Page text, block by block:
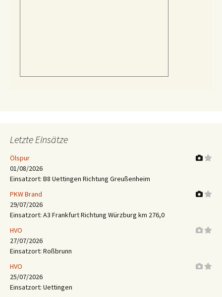
Letzte Einsätze
Ölspur
01/08/2026
Einsatzort: B8 Uettingen Richtung Greußenheim
PKW Brand
29/07/2026
Einsatzort: A3 Frankfurt Richtung Würzburg km 276,0
HVO
27/07/2026
Einsatzort: Roßbrunn
HVO
25/07/2026
Einsatzort: Uettingen